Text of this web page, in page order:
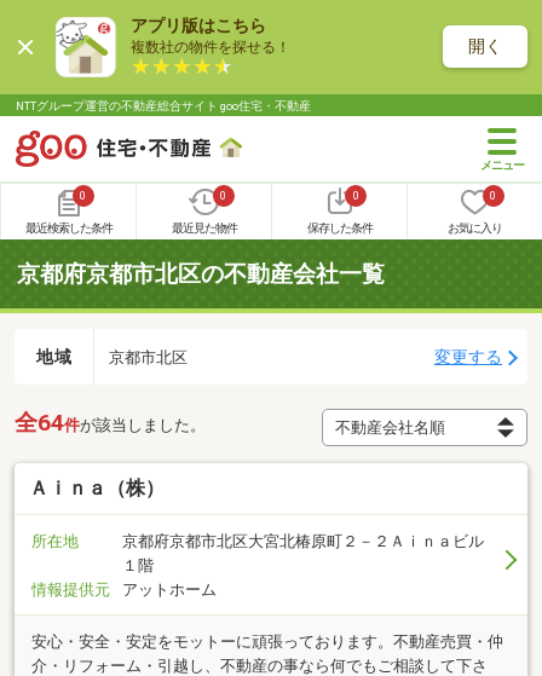
アプリ版はこちら
複数社の物件を探せる！ 開く
NTTグループ運営の不動産総合サイト goo住宅・不動産
0
最近検索した条件
0
最近見た物件
0
保存した条件
0
お気に入り
京都府京都市北区の不動産会社一覧
地域 京都市北区 変更する
全64件が該当しました。
Ａｉｎａ（株）
所在地
京都府京都市北区大宮北椿原町２－２Ａｉｎａビル
１階
情報提供元
アットホーム
安心・安全・安定をモットーに頑張っております。不動産売買・仲
介・リフォーム・引越し、不動産の事なら何でもご相談して下さ